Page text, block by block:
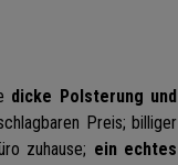
dicke Polsterung und
Preis; billiger
zuhause; ein echtes